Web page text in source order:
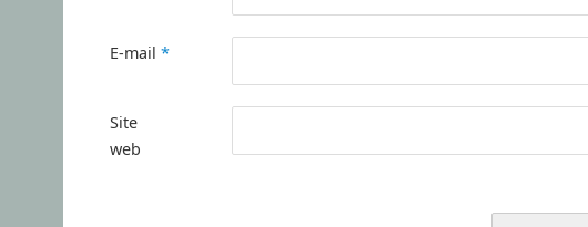
E-mail *
Site
web